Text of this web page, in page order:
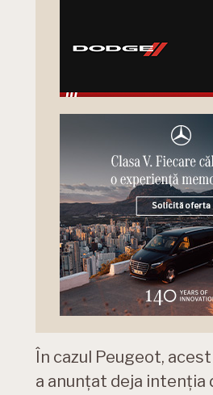
În cazul Peugeot,
a anunțat deja intenția